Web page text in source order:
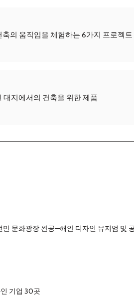
축의 움직임을 체험하는 6가지 프로젝트
대지에서의 건축을 위한 제품
만 문화광장 완공—해안 디자인 뮤지엄 및
기업 30곳